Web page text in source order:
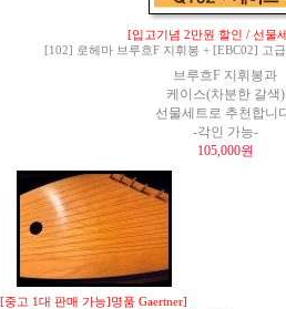
[입고기념 2만원 할인 / 선물
[102] 로헤마 브루흐F 지휘봉 + [EBC02] 고
브루흐F 지휘봉과
케이스(차분한 갈색)
선물세트로 추천합니
-각인 가능-
105,000원
[중고 1대 판매 가능]명품 Gaertner]